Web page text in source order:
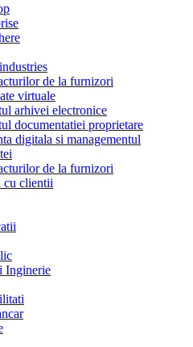
de la furnizori
virtuale
arhivei electronice
documentatiei proprietare
digitala si managementul
de la furnizori
cu clientii
Inginerie